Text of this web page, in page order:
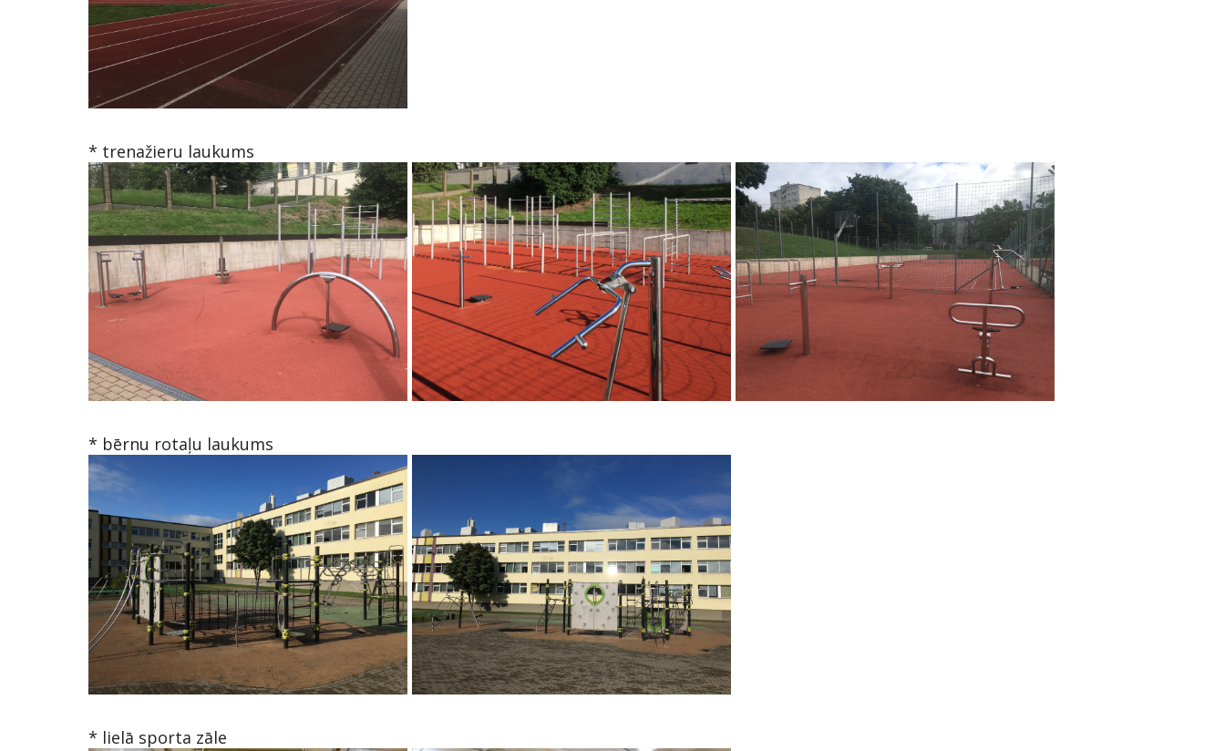
* trenažieru laukums
* bērnu rotaļu laukums
* lielā sporta zāle